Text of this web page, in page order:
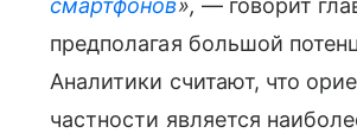
смартфонов», — говорит
предполагая большой
Аналитики считают, что
частности является